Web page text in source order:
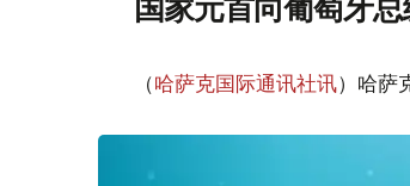
国家元首向葡萄牙
（哈萨克国际通讯社讯）哈萨